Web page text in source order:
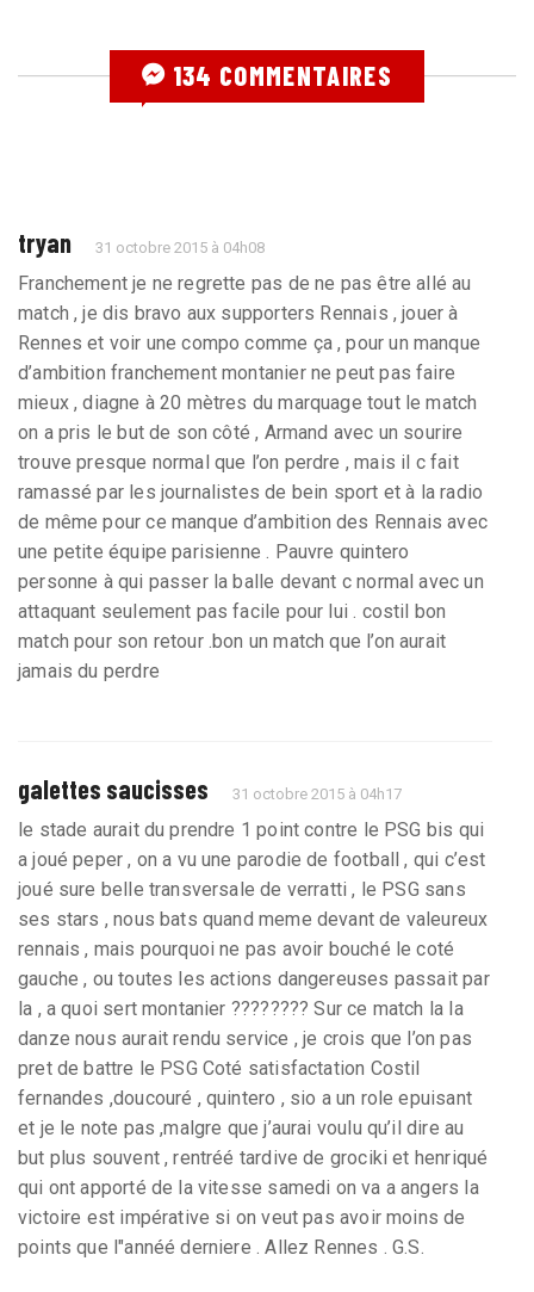
134 COMMENTAIRES
tryan 31 octobre 2015 à 04h08
Franchement je ne regrette pas de ne pas être allé au
match , je dis bravo aux supporters Rennais , jouer à
Rennes et voir une compo comme ça , pour un manque
d’ambition franchement montanier ne peut pas faire
mieux , diagne à 20 mètres du marquage tout le match
on a pris le but de son côté , Armand avec un sourire
trouve presque normal que l’on perdre , mais il c fait
ramassé par les journalistes de bein sport et à la radio
de même pour ce manque d’ambition des Rennais avec
une petite équipe parisienne . Pauvre quintero
personne à qui passer la balle devant c normal avec un
attaquant seulement pas facile pour lui . costil bon
match pour son retour .bon un match que l’on aurait
jamais du perdre
galettes saucisses 31 octobre 2015 à 04h17
le stade aurait du prendre 1 point contre le PSG bis qui
a joué peper , on a vu une parodie de football , qui c’est
joué sure belle transversale de verratti , le PSG sans
ses stars , nous bats quand meme devant de valeureux
rennais , mais pourquoi ne pas avoir bouché le coté
gauche , ou toutes les actions dangereuses passait par
la , a quoi sert montanier ???????? Sur ce match la la
danze nous aurait rendu service , je crois que l’on pas
pret de battre le PSG Coté satisfactation Costil
fernandes ,doucouré , quintero , sio a un role epuisant
et je le note pas ,malgre que j’aurai voulu qu’il dire au
but plus souvent , rentréé tardive de grociki et henriqué
qui ont apporté de la vitesse samedi on va a angers la
victoire est impérative si on veut pas avoir moins de
points que l"annéé derniere . Allez Rennes . G.S.